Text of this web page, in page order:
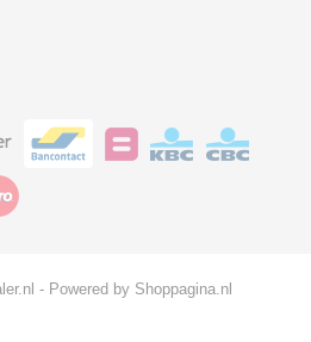
- Powered by Shoppagina.nl